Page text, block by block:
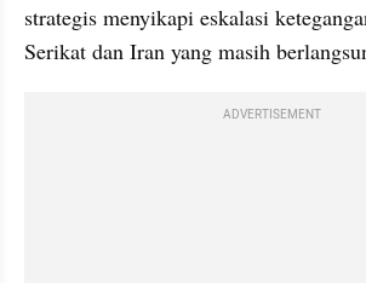
strategis menyikapi eskalasi
Serikat dan Iran yang masih
ADVERTISEMENT